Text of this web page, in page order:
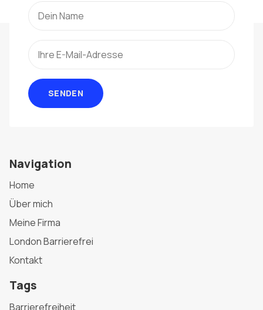
SENDEN
Navigation
Home
Über mich
Meine Firma
London Barrierefrei
Kontakt
Tags
Barrierefreiheit